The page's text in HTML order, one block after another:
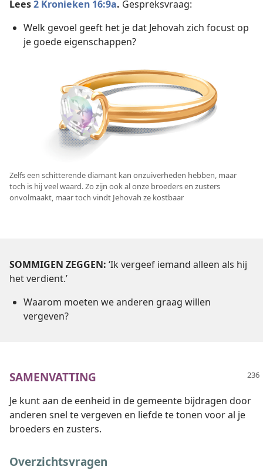
Lees2 Kronieken 16:9a. Gespreksvraag:
Welk gevoel geeft het je dat Jehovah zich focust op
je goede eigenschappen?
Zelfs een schitterende diamant kan onzuiverheden hebben, maar
toch is hij veel waard. Zo zijn ook al onze broeders en zusters
onvolmaakt, maar toch vindt Jehovah ze kostbaar
SOMMIGEN ZEGGEN: ‘Ik vergeef iemand alleen als hij
het verdient.’
Waarom moeten we anderen graag willen
vergeven?
SAMENVATTING
Je kunt aan de eenheid in de gemeente bijdragen door
anderen snel te vergeven en liefde te tonen voor al je
broeders en zusters.
Overzichtsvragen